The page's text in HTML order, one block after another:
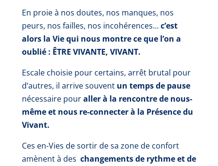
En proie à nos doutes, nos manques, nos
peurs, nos failles, nos incohérences…c’est
alors la Vie qui nous montre ce que l’on a
oublié : ÊTRE VIVANTE, VIVANT.
Escale choisie pour certains, arrêt brutal pour
d’autres, il arrive souvent un temps de pause
nécessaire pouraller à la rencontre de nous-
même et nous re-connecter à la Présence du
Vivant.
Ces en-Vies de sortir de sa zone de confort
amènent à des changements de rythme et de